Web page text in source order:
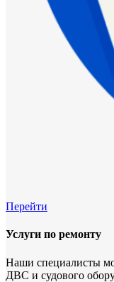
Перейти
Услуги по ремонту
Наши специалисты
ДВС и судового